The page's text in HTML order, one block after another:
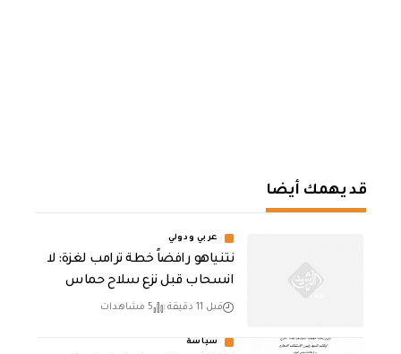
قد يهمك أيضا
عربي ودولي
نتنياهو رافضاً خطة ترامب لغزة: لا
انسحاب قبل نزع سلاح حماس
قبل 11 دقيقة 5 مشاهدات
سياسة